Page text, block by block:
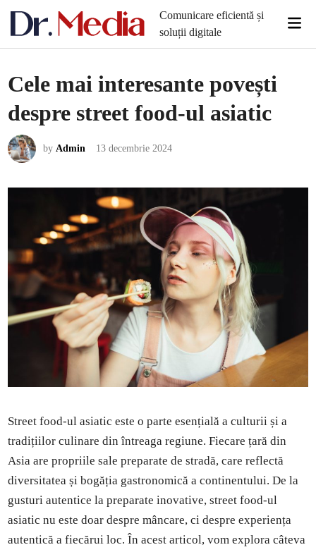
Comunicare eficientă și
soluții digitale
Cele mai interesante povești
despre street food-ul asiatic
byAdmin 13 decembrie 2024
Street food-ul asiatic este o parte esențială a culturii și a
tradițiilor culinare din întreaga regiune. Fiecare țară din
Asia are propriile sale preparate de stradă, care reflectă
diversitatea și bogăția gastronomică a continentului. De la
gusturi autentice la preparate inovative, street food-ul
asiatic nu este doar despre mâncare, ci despre experiența
autentică a fiecărui loc. În acest articol, vom explora câteva